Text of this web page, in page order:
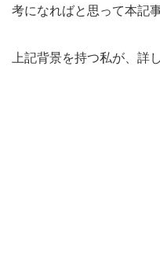
考になればと思って本記
上記背景を持つ私が、詳